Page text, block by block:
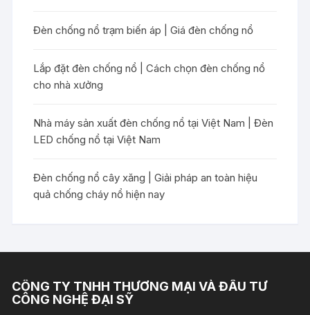
Đèn chống nổ trạm biến áp | Giá đèn chống nổ
Lắp đặt đèn chống nổ | Cách chọn đèn chống nổ
cho nhà xưởng
Nhà máy sản xuất đèn chống nổ tại Việt Nam | Đèn
LED chống nổ tại Việt Nam
Đèn chống nổ cây xăng | Giải pháp an toàn hiệu
quả chống cháy nổ hiện nay
CÔNG TY TNHH THƯƠNG MẠI VÀ ĐẦU TƯ
CÔNG NGHỆ ĐẠI SỸ